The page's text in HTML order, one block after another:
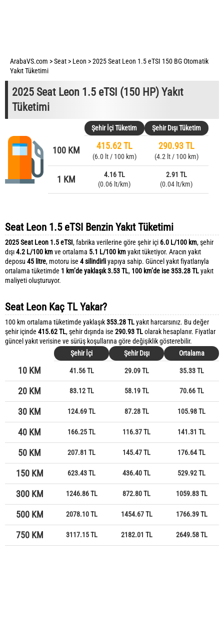
ArabaVS.com >Seat > Leon >2025 Seat Leon 1.5 eTSI 150 BG Otomatik
Yakıt Tüketimi
2025 Seat Leon 1.5 eTSI (150 HP) Yakıt
Tüketimi
Şehir İçi Tüketim Şehir Dışı Tüketim
100 KM 415.62 TL
(6.0 lt / 100 km)
290.93 TL
(4.2 lt / 100 km)
1 KM
4.16 TL
(0.06 lt/km)
2.91 TL
(0.04 lt/km)
Seat Leon 1.5 eTSI Benzin Yakıt Tüketimi
2025 Seat Leon 1.5 eTSI, fabrika verilerine göre şehir içi 6.0 L/100 km, şehir
dışı4.2 L/100 kmve ortalama 5.1 L/100 kmyakıt tüketiyor. Aracın yakıt
deposu 45 litre, motoru ise 4 silindirliyapıya sahip. Güncel yakıt fiyatlarıyla
ortalama tüketimde 1 km’de yaklaşık 3.53 TL, 100 km’de ise 353.28 TLyakıt
maliyeti oluşturuyor.
Seat Leon Kaç TL Yakar?
100 km ortalama tüketimde yaklaşık353.28 TLyakıt harcarsınız. Bu değer
şehir içinde 415.62 TL, şehir dışında ise 290.93 TLolarak hesaplanır. Fiyatlar
güncel yakıt verisine ve sürüş koşullarına göre değişiklik gösterebilir.
Şehir İçi
Şehir Dışı Ortalama
10 KM 41.56 TL 29.09 TL 35.33 TL
20 KM 83.12 TL 58.19 TL 70.66 TL
30 KM 124.69 TL 87.28 TL 105.98 TL
40 KM 166.25 TL 116.37 TL 141.31 TL
50 KM 207.81 TL 145.47 TL 176.64 TL
150 KM 623.43 TL 436.40 TL 529.92 TL
300 KM 1246.86 TL 872.80 TL 1059.83 TL
500 KM 2078.10 TL 1454.67 TL 1766.39 TL
750 KM 3117.15 TL 2182.01 TL 2649.58 TL